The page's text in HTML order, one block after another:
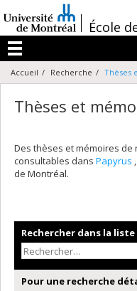
au
contenu
/École
Menu
Accueil Recherche Thèses
Thèses et
Des thèses et mémoires
consultables dans Papyrus
de Montréal.
Rechercher dans la liste
Pour une recherche